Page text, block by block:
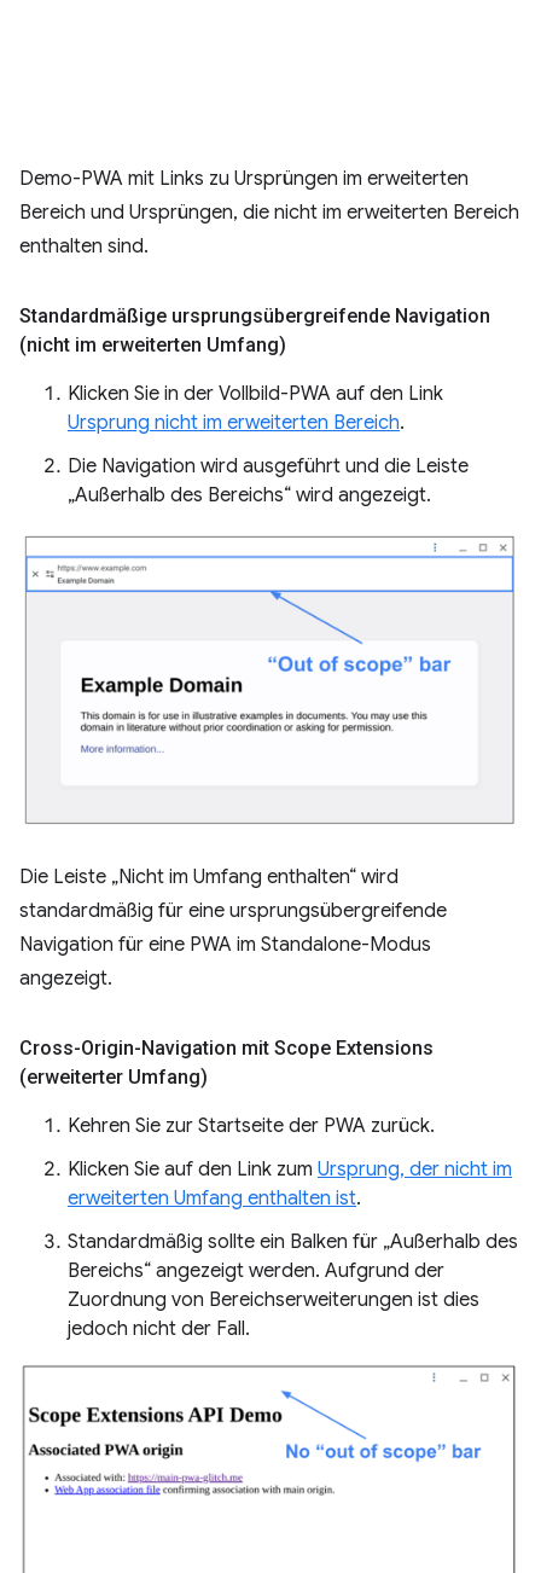
Demo-PWA mit Links zu Ursprüngen im erweiterten
Bereich und Ursprüngen, die nicht im erweiterten Bereich
enthalten sind.
Standardmäßige ursprungsübergreifende Navigation
(nicht im erweiterten Umfang)
Klicken Sie in der Vollbild-PWA auf den Link
Ursprung nicht im erweiterten Bereich.
Die Navigation wird ausgeführt und die Leiste
„Außerhalb des Bereichs“ wird angezeigt.
Die Leiste „Nicht im Umfang enthalten“ wird
standardmäßig für eine ursprungsübergreifende
Navigation für eine PWA im Standalone-Modus
angezeigt.
Cross-Origin-Navigation mit Scope Extensions
(erweiterter Umfang)
Kehren Sie zur Startseite der PWA zurück.
Klicken Sie auf den Link zum Ursprung, der nicht im
erweiterten Umfang enthalten ist.
Standardmäßig sollte ein Balken für „Außerhalb des
Bereichs“ angezeigt werden. Aufgrund der
Zuordnung von Bereichserweiterungen ist dies
jedoch nicht der Fall.